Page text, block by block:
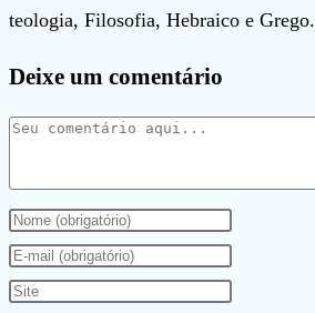
teologia, Filosofia, Hebraico e Grego.
Deixe um comentário
Comentário
Digite
seu
nome
Digite
seu
Digite